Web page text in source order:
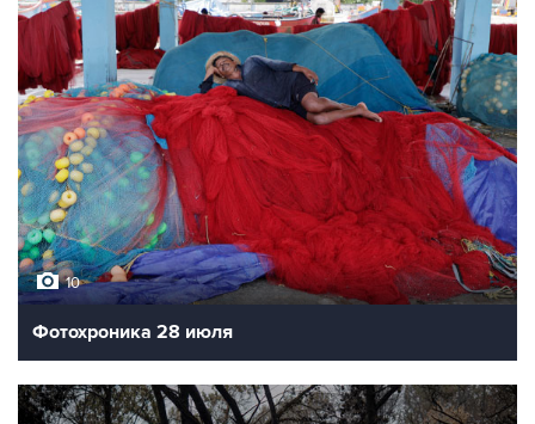
10
Фотохроника 28 июля